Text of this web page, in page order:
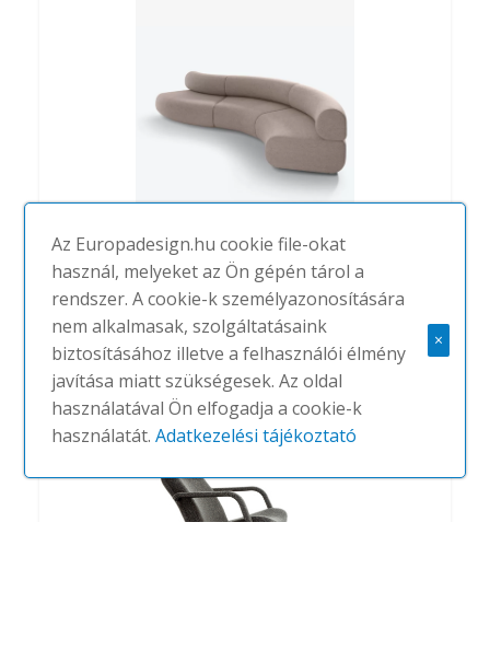
Track szófa
ARTIFORT
Az Europadesign.hu cookie file-okat
használ, melyeket az Ön gépén tárol a
rendszer. A cookie-k személyazonosítására
nem alkalmasak, szolgáltatásaink
biztosításához illetve a felhasználói élmény
javítása miatt szükségesek. Az oldal
használatával Ön elfogadja a cookie-k
használatát.Adatkezelési tájékoztató
×